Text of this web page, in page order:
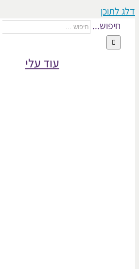
דלג לתוכן
חיפוש...
עוד עלי